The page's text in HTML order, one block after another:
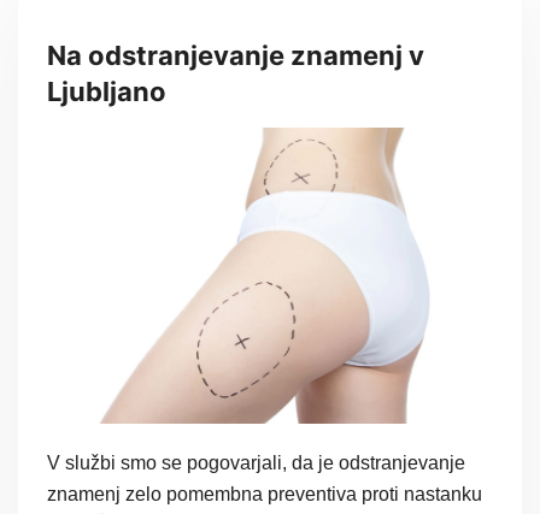
Na odstranjevanje znamenj v
Ljubljano
V službi smo se pogovarjali, da je odstranjevanje
znamenj zelo pomembna preventiva proti nastanku